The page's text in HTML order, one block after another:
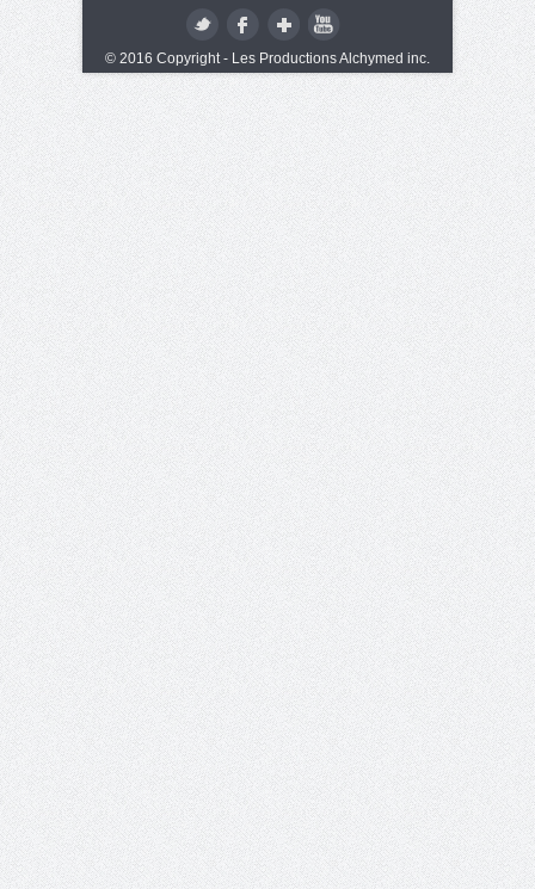
© 2016 Copyright - Les Productions Alchymed inc.